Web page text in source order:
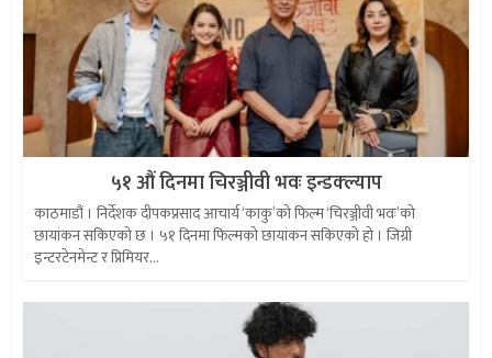
५१ औं दिनमा चिरञ्जीवी भवः इन्डक्ल्याप
काठमाडौं । निर्देशक दीपकप्रसाद आचार्य ‘काकु’को फिल्म ‘चिरञ्जीवी भवः’को
छायांकन सकिएको छ । ५१ दिनमा फिल्मको छायांकन सकिएको हो । जिग्री
इन्टरटेनमेन्ट र प्रिमियर...